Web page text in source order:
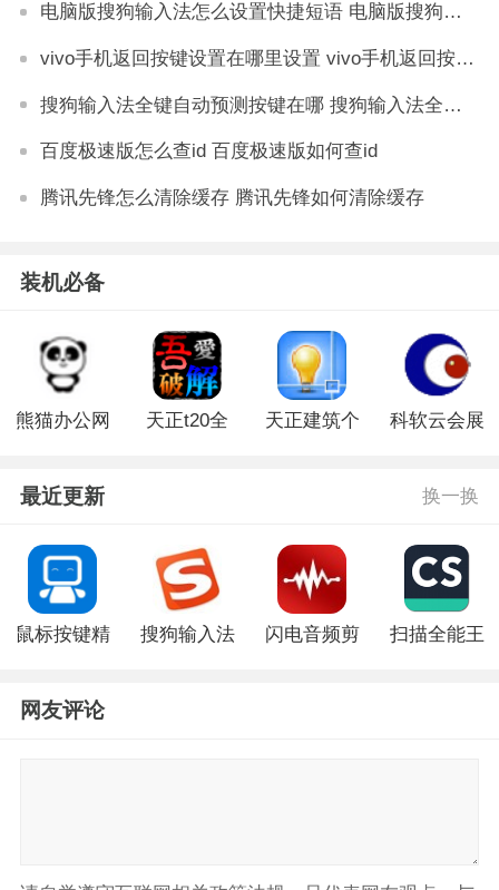
电脑版搜狗输入法怎么设置快捷短语 电脑版搜狗输入法设置快捷短语方法
vivo手机返回按键设置在哪里设置 vivo手机返回按键设置方法
搜狗输入法全键自动预测按键在哪 搜狗输入法全键自动预测按键怎么设置
百度极速版怎么查id 百度极速版如何查id
腾讯先锋怎么清除缓存 腾讯先锋如何清除缓存
装机必备
熊猫办公网
费版
天正t20全
天正建筑个
科软云会展
最近更新 换一换
鼠标按键精
搜狗输入法
闪电音频剪
扫描全能王
网友评论